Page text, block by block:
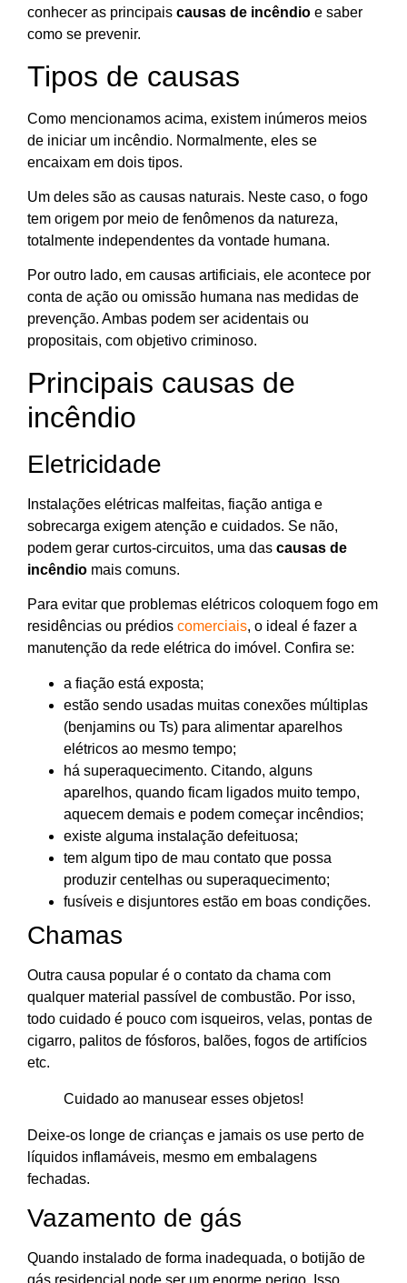
conhecer as principais causas de incêndio e saber
como se prevenir.
Tipos de causas
Como mencionamos acima, existem inúmeros meios
de iniciar um incêndio. Normalmente, eles se
encaixam em dois tipos.
Um deles são as causas naturais. Neste caso, o fogo
tem origem por meio de fenômenos da natureza,
totalmente independentes da vontade humana.
Por outro lado, em causas artificiais, ele acontece por
conta de ação ou omissão humana nas medidas de
prevenção. Ambas podem ser acidentais ou
propositais, com objetivo criminoso.
Principais causas de
incêndio
Eletricidade
Instalações elétricas malfeitas, fiação antiga e
sobrecarga exigem atenção e cuidados. Se não,
podem gerar curtos-circuitos, uma das causas de
incêndio mais comuns.
Para evitar que problemas elétricos coloquem fogo em
residências ou prédios comerciais, o ideal é fazer a
manutenção da rede elétrica do imóvel. Confira se:
a fiação está exposta;
estão sendo usadas muitas conexões múltiplas
(benjamins ou Ts) para alimentar aparelhos
elétricos ao mesmo tempo;
há superaquecimento. Citando, alguns
aparelhos, quando ficam ligados muito tempo,
aquecem demais e podem começar incêndios;
existe alguma instalação defeituosa;
tem algum tipo de mau contato que possa
produzir centelhas ou superaquecimento;
fusíveis e disjuntores estão em boas condições.
Chamas
Outra causa popular é o contato da chama com
qualquer material passível de combustão. Por isso,
todo cuidado é pouco com isqueiros, velas, pontas de
cigarro, palitos de fósforos, balões, fogos de artifícios
etc.
Cuidado ao manusear esses objetos!
Deixe-os longe de crianças e jamais os use perto de
líquidos inflamáveis, mesmo em embalagens
fechadas.
Vazamento de gás
Quando instalado de forma inadequada, o botijão de
gás residencial pode ser um enorme perigo. Isso